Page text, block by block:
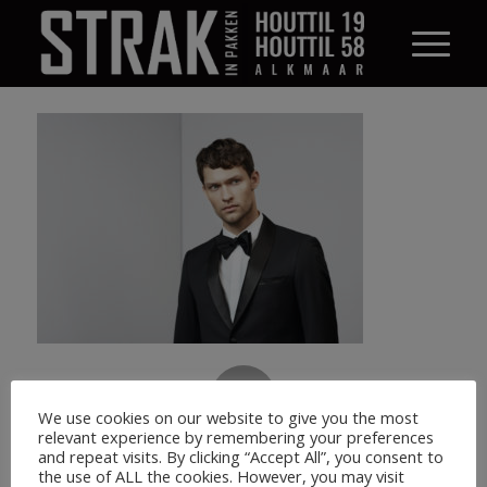
ANTWOORDEN
We use cookies on our website to give you the most
relevant experience by remembering your preferences
and repeat visits. By clicking “Accept All”, you consent to
the use of ALL the cookies. However, you may visit